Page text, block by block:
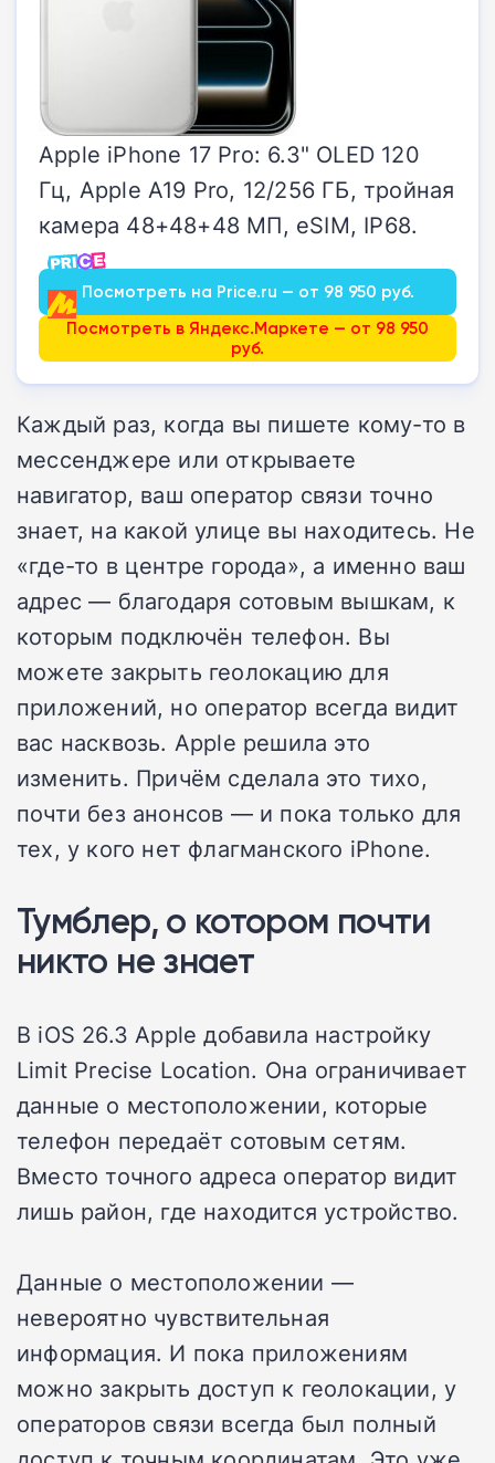
Apple iPhone 17 Pro: 6.3" OLED 120
Гц, Apple A19 Pro, 12/256 ГБ, тройная
камера 48+48+48 МП, eSIM, IP68.
Посмотреть на Price.ru — от 98 950 руб.
Посмотреть в Яндекс.Маркете — от 98 950
руб.
Каждый раз, когда вы пишете кому-то в
мессенджере или открываете
навигатор, ваш оператор связи точно
знает, на какой улице вы находитесь. Не
«где-то в центре города», а именно ваш
адрес — благодаря сотовым вышкам, к
которым подключён телефон. Вы
можете закрыть геолокацию для
приложений, но оператор всегда видит
вас насквозь. Apple решила это
изменить. Причём сделала это тихо,
почти без анонсов — и пока только для
тех, у кого нет флагманского iPhone.
Тумблер, о котором почти
никто не знает
В iOS 26.3 Apple добавила настройку
Limit Precise Location. Она ограничивает
данные о местоположении, которые
телефон передаёт сотовым сетям.
Вместо точного адреса оператор видит
лишь район, где находится устройство.
Данные о местоположении —
невероятно чувствительная
информация. И пока приложениям
можно закрыть доступ к геолокации, у
операторов связи всегда был полный